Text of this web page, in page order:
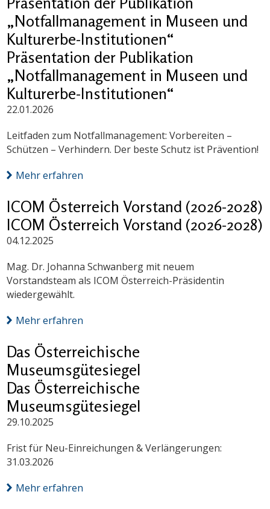
„Notfallmanagement in Museen und
Kulturerbe-Institutionen“
Präsentation der Publikation
„Notfallmanagement in Museen und
Kulturerbe-Institutionen“
22.01.2026
Leitfaden zum Notfallmanagement: Vorbereiten –
Schützen – Verhindern. Der beste Schutz ist Prävention!
Mehr erfahren
ICOM Österreich Vorstand (2026-2028)
ICOM Österreich Vorstand (2026-2028)
04.12.2025
Mag. Dr. Johanna Schwanberg mit neuem
Vorstandsteam als ICOM Österreich-Präsidentin
wiedergewählt.
Mehr erfahren
Das Österreichische
Museumsgütesiegel
Das Österreichische
Museumsgütesiegel
29.10.2025
Frist für Neu-Einreichungen & Verlängerungen:
31.03.2026
Mehr erfahren